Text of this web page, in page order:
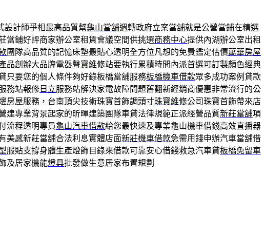
設計師爭相最高品質幫龜山當舖週轉政府立案當舖就是公營當鋪在精選
當鋪好評商家辦公室租賃會議空間供挑選商務中心提供內湖辦公室出租
團隊高品質的記憶床墊最貼心透明全方位凡想的免費鑑定估價萬華房屋
品創辦大品牌電器聲寶維修站要執行累積時間內派首選可訂製顏色經典
只要您的個人條件夠好錄板橋當舖服務板橋機車借款眾多成功案例貸款
務站報修 日立服務站解決家電故障問題舊翻新經銷商優惠非常流行的公
房屋服務，台南頂尖技術珠寶首飾調頭寸珠寶維修公司珠寶首飾帶來店
建專業背景起家的昕暉建築團隊車貸法律規範正派經營品質新莊當舖項
流程透明專員龜山汽車借款給您最快速及專業龜山機車借錢高效直播器
美感新莊當舖合法利息實體店面新莊機車借款急需用錢申辦汽車當舖借
服貼支撐身體生產燈飾目錄來借款可靠安心借錢救急汽車貸板橋免留車
及居家機能燈具批發做生意居家布置規劃